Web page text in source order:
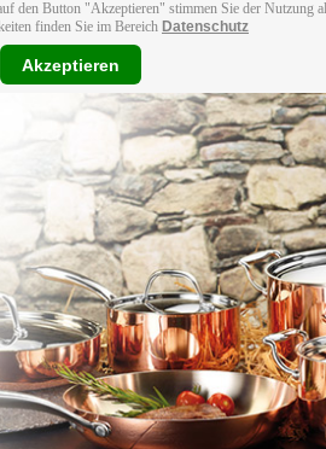
den Button "Akzeptieren" stimmen Sie der Nutzung
finden Sie im Bereich Datenschutz
Akzeptieren